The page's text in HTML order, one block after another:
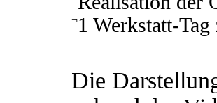
¬1 Werkstatt-
Die